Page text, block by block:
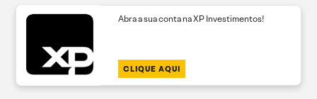
Abra a sua conta na XP Investimentos!
CLIQUE AQUI